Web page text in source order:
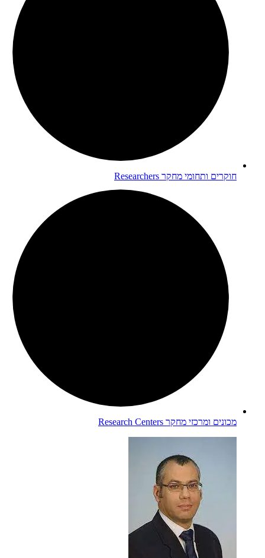
חוקרים ותחומי מחקר Researchers
מכונים ומרכזי מחקר Research Centers